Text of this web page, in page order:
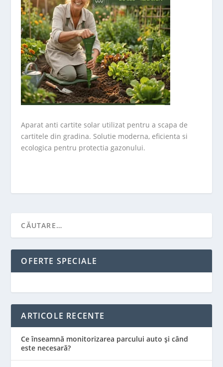
Aparat anti cartite solar utilizat pentru a scapa de
cartitele din gradina. Solutie moderna, eficienta si
ecologica pentru protectia gazonului.
OFERTE SPECIALE
ARTICOLE RECENTE
Ce înseamnă monitorizarea parcului auto și când
este necesară?